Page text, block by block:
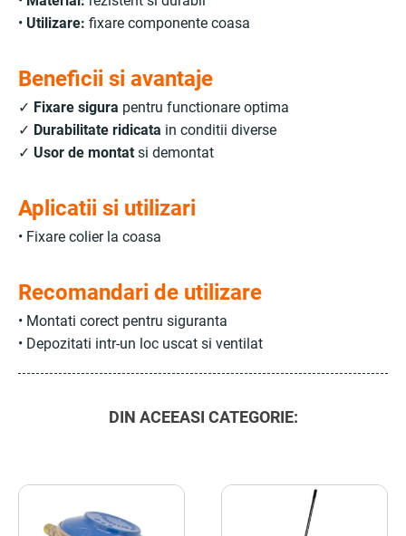
• Utilizare: fixare componente coasa
Beneficii si avantaje
✓ Fixare sigura pentru functionare optima
✓ Durabilitate ridicata in conditii diverse
✓ Usor de montat si demontat
Aplicatii si utilizari
• Fixare colier la coasa
Recomandari de utilizare
• Montati corect pentru siguranta
• Depozitati intr-un loc uscat si ventilat
DIN ACEEASI CATEGORIE: